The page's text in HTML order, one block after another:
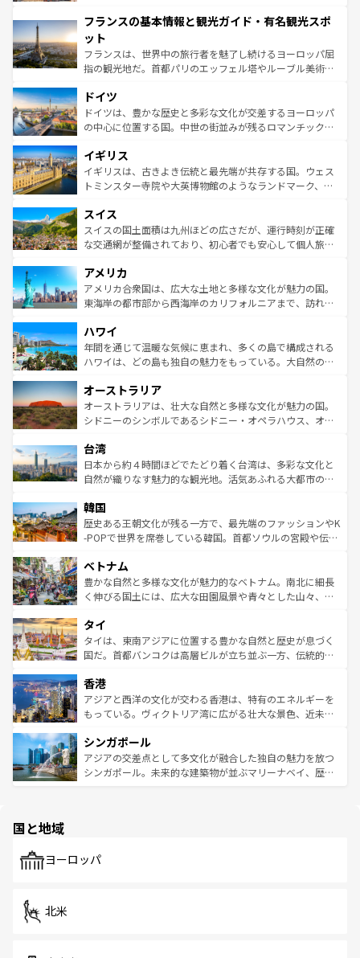
ませてくれるイタリアで、忘れられない旅をしてみよう！
なお、新着のイタリア情報は
しい。
文化が根付くこの国では、情熱的なフラメンコ、熱気あふ
れる闘牛、そして美味しいタパスが生活の一部となってい
る。首都マドリードの洗練された雰囲気や、バルセロナの
アートに溢れた街角から、地方では古代ローマ遺跡や中世
せる。地方によって風土や気候が異なるスペインはその個
性で訪れる人を魅了する。 なお、新着のスペイン情報は コ
ンテンツ一覧を参照してほしい。
フランスの基本情報と観光ガイド・有名観光スポ
ット
フランスは、世界中の旅行者を魅了し続けるヨーロッパ屈
指の観光地だ。首都パリのエッフェル塔やルーブル美術館
で、幅広い魅力が詰まっている。華麗な宮殿、歴史的な大
聖堂、美しいビーチ、そして豊かな自然が、訪れる者を心
から魅了する。また、フランスは美食の国としても知ら
いる。シャンパンの発祥地であるランス、プロヴァンスの
香り高いラベンダー畑など、多彩な楽しみ方が可能だ。さ
らに、パリ以外の地域にも魅力が溢れており、どの街角に
れる地方に足を運ぶとそれぞれで全く異なる文化を体験で
きるだろう。 なお、新着のフランス情報はコンテンツ一覧
を参照してほしい。
ドイツ
ドイツは、豊かな歴史と多彩な文化が交差するヨーロッパ
の中心に位置する国。中世の街並みが残るロマンチック街
顔を持つこの国は、どこを歩いても飽きることがない。ベ
ルリンの文化的活気、バイエルン州のアルプスの絶景、そ
してライン川沿いのワイン畑といった風景は必見。ビール
は、お酒好きな人にはぜひ体験してほしい。 なお、新着の
ドイツ情報はコンテンツ一覧を参照してほしい。
イギリス
イギリスは、古きよき伝統と最先端が共存する国。ウェス
トミンスター寺院や大英博物館のようなランドマーク、歴
リアごとに異なる魅力がある。また、優雅なアフタヌーン
ティー、ビール好きにはたまらない英国パブ、サッカー観
戦など、本場だからこそできる体験も豊富。イギリスを旅
ンツ一覧を参照してほしい。
スイス
スイスの国土面積は九州ほどの広さだが、運行時刻が正確
な交通網が整備されており、初心者でも安心して個人旅行
の建物がそのまま残る町や、スイスならではのユニークな
博物館もあり、アルプス観光だけでなく町歩きも満喫する
ことができる。国民の所得が高いため物価も高いが、旅行
ば市内交通費無料で観光を楽しむこともできる。 なお、新
着のスイス情報はコンテンツ一覧 を参照してほしい。
アメリカ
アメリカ合衆国は、広大な土地と多様な文化が魅力の国。
東海岸の都市部から西海岸のカリフォルニアまで、訪れる
のような巨大都市は、観光、ショッピング、エンターテイ
ンメントが詰まった刺激的なスポットだ。一方、アメリカ
西部には大自然が広がり、グランドキャニオンやイエロー
部のニューオーリンズでは、音楽と美食が融合した独特の
文化が魅力。旅行者はアメリカの各地域で異なる魅力を楽
しみながら、その多様性と豊かな歴史を感じることができ
ならではの贅沢な旅のスタイルだ。 なお、新着のアメリカ
情報はコンテンツ一覧を参照してほしい。
ハワイ
年間を通じて温暖な気候に恵まれ、多くの島で構成される
ハワイは、どの島も独自の魅力をもっている。大自然の神
ワイ島は見逃せない。また、定番の観光地といえばオアフ
島だが、静かな自然を求めるならマウイ島やカウアイ島が
おすすめ。エメラルドグリーンに輝く海をはじめ、豊かな
れるおもてなしの心で訪れる人々を迎えてくれるハワイの
人々、おいしいローカルフードやハワイアンミュージッ
ク、伝統的なフラダンスなど、すべてがハワイの魅力を彩
ワイを、存分に味わってほしい。 なお、新着のハワイ情報
はコンテンツ一覧を参照してほしい。
オーストラリア
オーストラリアは、壮大な自然と多様な文化が魅力の国。
シドニーのシンボルであるシドニー・オペラハウス、オー
リアリーフや大陸中央部にそびえるウルル（エアーズロッ
ク）、タスマニアの美しい原生林やケアンズの熱帯雨林な
ど、見どころがたくさん。また、カフェやワイン、オージ
いる。アクティビティも充実しており、サーフィンやダイ
ビング、ハイキングなど、アウトドア好きにはたまらな
い。オーストラリアの多彩な魅力を存分に味わいつくそ
参照してほしい。
台湾
日本から約４時間ほどでたどり着く台湾は、多彩な文化と
自然が織りなす魅力的な観光地。活気あふれる大都市の台
ン）、静ひつな山岳地帯である台湾東部など、都市の喧騒
と山間の静けさが共存しており、訪れる人に新しい発見と
驚きをもたらしてくれる。また、奥深い台湾の食文化も魅
容にもいいと評判のスイーツなど、バラエティ豊かな料理
が味わえる。 なお、新着の台湾情報は コンテンツ一覧を参
照してほしい。
韓国
歴史ある王朝文化が残る一方で、最先端のファッションやK
-POPで世界を席巻している韓国。首都ソウルの宮殿や伝統
き、地方に足を延ばせば四季折々の自然美を楽しむことが
できる。そして、キムチや焼肉、絶品のストリートフード
まで、さまざまな韓国料理が待っている。夜には、韓国な
リティに包まれながら、韓国の多彩な魅力を心ゆくまで味
わってみてほしい。 なお、新着の韓国情報はコンテンツ一
覧を参照してほしい。
ベトナム
豊かな自然と多様な文化が魅力的なベトナム。南北に細長
く伸びる国土には、広大な田園風景や青々とした山々、世
急速な発展と共に伝統が息づく。ハノイの古い町並みやホ
ーチミン市のフランス統治時代の建物も、独特の雰囲気を
醸し出している。また、バラエティの豊かさとおいしさで
とつ。フォーやバインミー、ベトナムコーヒーなどは、ぜ
ひ現地で味わいたい。どの地域を訪れてもあたたかい人々
が旅行者を迎えてくれるので、きっと忘れられない旅にな
参照してほしい。
タイ
タイは、東南アジアに位置する豊かな自然と歴史が息づく
国だ。首都バンコクは高層ビルが立ち並ぶ一方、伝統的な
の活気が交差している。北部ではチェンマイなどの山岳地
帯で自然と触れ合い、南部ではプーケットやクラビの美し
いビーチでリゾート気分を楽しむことができる。タイ料理
激する。気候は一年中温暖で、どの季節にも異なる楽しみ
が待っている。親しみやすいタイの人々、仏教を中心とし
た文化、そして多様な観光資源が、訪れる旅人を魅了し続
香港
アジアと西洋の文化が交わる香港は、特有のエネルギーを
もっている。ヴィクトリア湾に広がる壮大な景色、近未来
み、どこを訪れても感動するはず。観光スポットが密集し
ており、効率よく見どころを回れるのも魅力。息をのむよ
うな絶景から文化的な体験まで、香港を存分に楽しみ尽く
シンガポール
アジアの交差点として多文化が融合した独自の魅力を放つ
シンガポール。未来的な建築物が並ぶマリーナベイ、歴史
で、ホーカーズは地元の風情を楽しめる外せないスポット
国と地域
ヨーロッパ
北米